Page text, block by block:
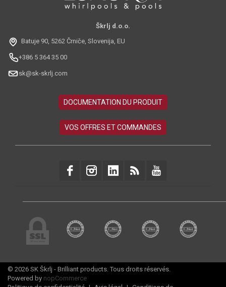
Škrlj d.o.o.
Batuje 90, 5262 Črniče, Slovenija, EU
+386 5 364 35 00
sk@sk-skrlj.com
© 2026 SK Škrlj - Brilliant products. Tous droits réservés.
Powered by nopCommerce